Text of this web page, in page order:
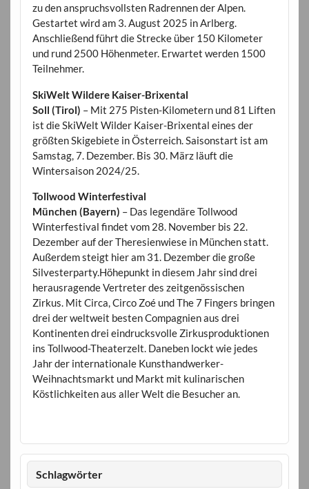
zu den anspruchsvollsten Radrennen der Alpen.
Gestartet wird am 3. August 2025 in Arlberg.
Anschließend führt die Strecke über 150 Kilometer
und rund 2500 Höhenmeter. Erwartet werden 1500
Teilnehmer.
SkiWelt Wildere Kaiser-Brixental
Soll (Tirol) – Mit 275 Pisten-Kilometern und 81 Liften
ist die SkiWelt Wilder Kaiser-Brixental eines der
größten Skigebiete in Österreich. Saisonstart ist am
Samstag, 7. Dezember. Bis 30. März läuft die
Wintersaison 2024/25.
Tollwood Winterfestival
München (Bayern) – Das legendäre Tollwood
Winterfestival findet vom 28. November bis 22.
Dezember auf der Theresienwiese in München statt.
Außerdem steigt hier am 31. Dezember die große
Silvesterparty.Höhepunkt in diesem Jahr sind drei
herausragende Vertreter des zeitgenössischen
Zirkus. Mit Circa, Circo Zoé und The 7 Fingers bringen
drei der weltweit besten Compagnien aus drei
Kontinenten drei eindrucksvolle Zirkusproduktionen
ins Tollwood-Theaterzelt. Daneben lockt wie jedes
Jahr der internationale Kunsthandwerker-
Weihnachtsmarkt und Markt mit kulinarischen
Köstlichkeiten aus aller Welt die Besucher an.
Schlagwörter